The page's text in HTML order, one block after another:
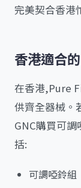
完美契合香港
香港適合
在香港,Pure
供齊全器械。
GNC購買可
括:
可調啞鈴組